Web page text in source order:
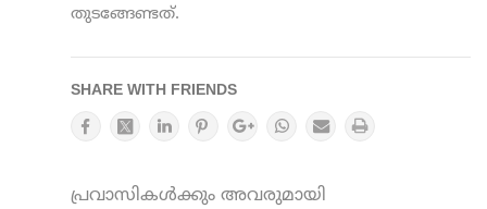
തുടങ്ങേണ്ടത്.
SHARE WITH FRIENDS
പ്രവാസികൾക്കും അവരുമായി